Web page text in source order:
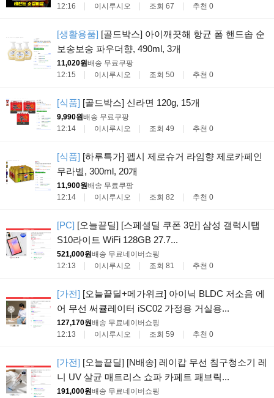
12:16
이시루시오 조회 67 추천 0
[생활용품] [골드박스] 아이깨끗해 항균 폼 핸드솝 순
보송보송 파우더향, 490ml, 3개
11,020원배송 무료쿠팡
12:15
이시루시오 조회 50 추천 0
[식품] [골드박스] 신라면 120g, 15개
9,990원배송 무료쿠팡
12:14
이시루시오 조회 49 추천 0
[식품] [하루특가] 펩시 제로슈거 라임향 제로카페인
무라벨, 300ml, 20개
11,900원배송 무료쿠팡
12:14
이시루시오 조회 82 추천 0
[PC] [오늘끝딜] [스페셜딜 쿠폰 3만] 삼성 갤럭시탭
S10라이트 WiFi 128GB 27.7...
521,000원배송 무료네이버쇼핑
12:13
이시루시오 조회 81 추천 0
[가전] [오늘끝딜+메가위크] 아이닉 BLDC 저소음 에
어 무선 써큘레이터 iSC02 가정용 거실용...
127,170원배송 무료네이버쇼핑
12:13
이시루시오 조회 59 추천 0
[가전] [오늘끝딜] [N배송] 레이캅 무선 침구청소기 레
니 UV 살균 매트리스 쇼파 카페트 패브릭...
191,000원배송 무료네이버쇼핑